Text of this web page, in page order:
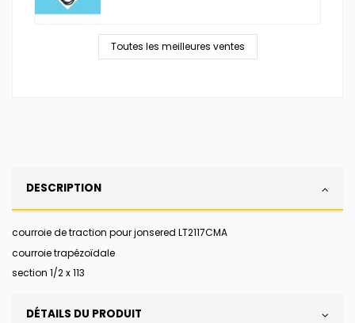
Toutes les meilleures ventes
DESCRIPTION
courroie de traction pour jonsered LT2117CMA
courroie trapézoïdale
section 1/2 x 113
DÉTAILS DU PRODUIT